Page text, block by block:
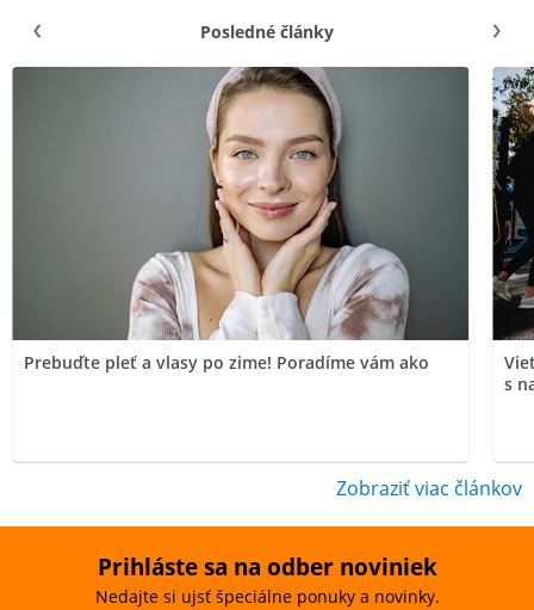
Posledné články
Prebuďte pleť a vlasy po zime! Poradíme vám ako
s
Zobraziť viac článkov
Prihláste sa na odber noviniek
Nedajte si ujsť špeciálne ponuky a novinky.